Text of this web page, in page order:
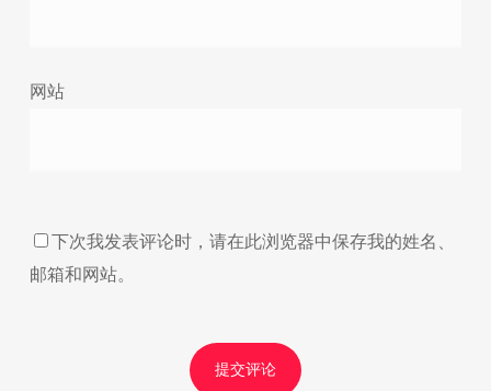
网站
下次我发表评论时，请在此浏览器中保存我的姓名、
邮箱和网站。